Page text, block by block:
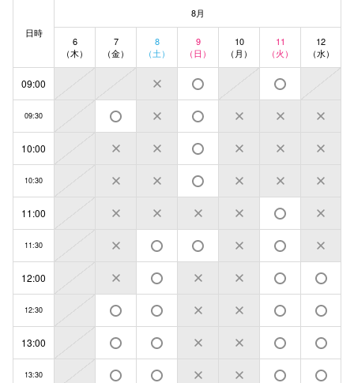
日時
8月
6
（木）
7
（金）
8
（土）
9
（日）
10
（月）
11
（火）
12
（水）
09:00
09:30
10:00
10:30
11:00
11:30
12:00
12:30
13:00
13:30